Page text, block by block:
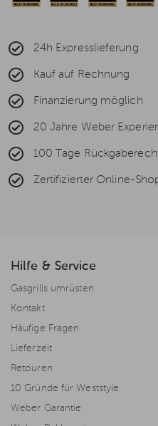
24h Expresslieferung
Kauf auf Rechnung
Finanzierung möglich
20 Jahre Weber
100 Tage
Zertifizierter Online-
Hilfe & Service
Gasgrills umrüsten
Kontakt
Häufige Fragen
Lieferzeit
Retouren
10 Gründe für Weststyle
Weber Garantie